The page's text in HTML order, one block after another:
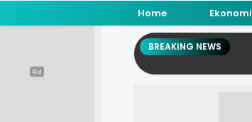
Home Ekonomi
BREAKING NEWS